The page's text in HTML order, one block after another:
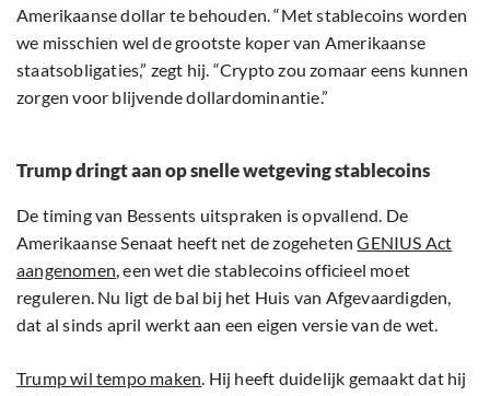
Amerikaanse dollar te behouden. “Met stablecoins worden
we misschien wel de grootste koper van Amerikaanse
staatsobligaties,” zegt hij. “Crypto zou zomaar eens kunnen
zorgen voor blijvende dollardominantie.”
Trump dringt aan op snelle wetgeving stablecoins
De timing van Bessents uitspraken is opvallend. De
Amerikaanse Senaat heeft net de zogehetenGENIUS Act
aangenomen, een wet die stablecoins officieel moet
reguleren. Nu ligt de bal bij het Huis van Afgevaardigden,
dat al sinds april werkt aan een eigen versie van de wet.
Trump wil tempo maken. Hij heeft duidelijk gemaakt dat hij